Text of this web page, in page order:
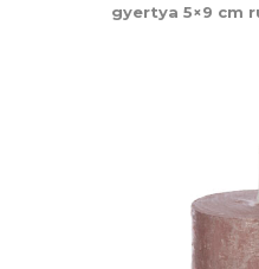
gyertya 5×9 cm